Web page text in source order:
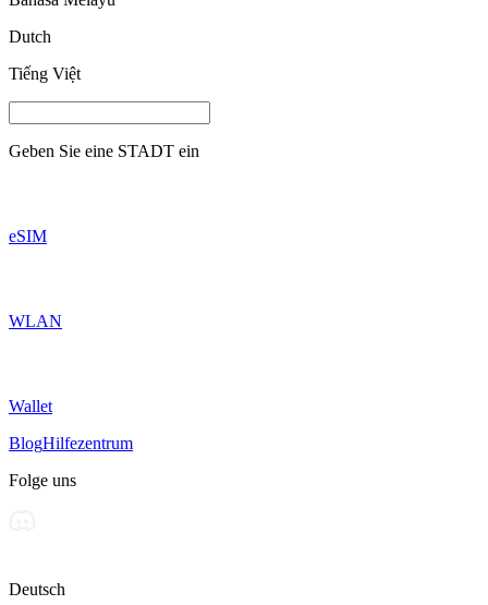
Dutch
Tiếng Việt
Geben Sie eine STADT ein
eSIM
WLAN
Wallet
BlogHilfezentrum
Folge uns
Deutsch